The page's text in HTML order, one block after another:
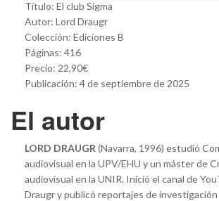
Título: El club Sigma
Autor: Lord Draugr
Colección: Ediciones B
Páginas: 416
Precio: 22,90€
Publicación: 4 de septiembre de 2025
El autor
LORD DRAUGR (Navarra, 1996) estudió
audiovisual en la UPV/EHU y un máster de
audiovisual en la UNIR. Inició el canal de
Draugr y publicó reportajes de